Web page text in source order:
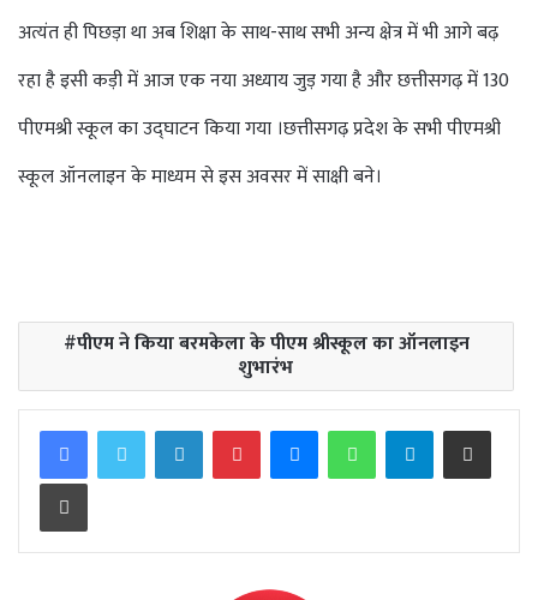
अत्यंत ही पिछड़ा था अब शिक्षा के साथ-साथ सभी अन्य क्षेत्र में भी आगे बढ़
रहा है इसी कड़ी में आज एक नया अध्याय जुड़ गया है और छत्तीसगढ़ में 130
पीएमश्री स्कूल का उद्घाटन किया गया ।छत्तीसगढ़ प्रदेश के सभी पीएमश्री
स्कूल ऑनलाइन के माध्यम से इस अवसर में साक्षी बने।
पीएम ने किया बरमकेला के पीएम श्रीस्कूल का ऑनलाइन
शुभारंभ
FacebookTwitterLinkedInPinterestMessengerWhatsAppTelegramShare via Email
Print